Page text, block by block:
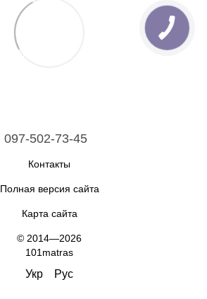
097-502-73-45
Контакты
Полная версия сайта
Карта сайта
© 2014—2026
101matras
Укр Рус